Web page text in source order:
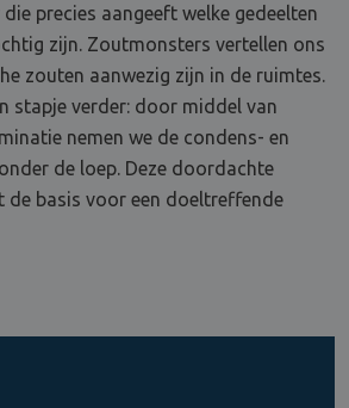
precies aangeeft welke gedeelten
zijn. Zoutmonsters vertellen ons
zouten aanwezig zijn in de ruimtes.
stapje verder: door middel van
nemen we de condens- en
de loep. Deze doordachte
de basis voor een doeltreffende